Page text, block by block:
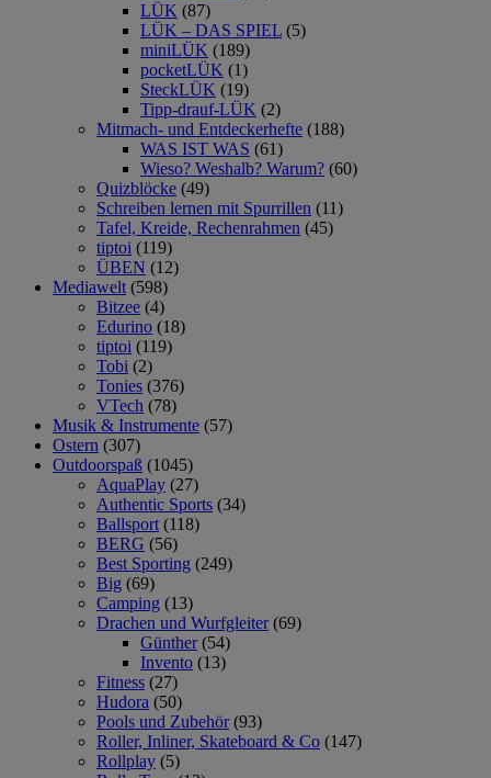
LÜK (87)
LÜK – DAS SPIEL (5)
miniLÜK (189)
pocketLÜK (1)
SteckLÜK (19)
Tipp-drauf-LÜK (2)
Mitmach- und Entdeckerhefte (188)
WAS IST WAS (61)
Wieso? Weshalb? Warum? (60)
Quizblöcke (49)
Schreiben lernen mit Spurrillen (11)
Tafel, Kreide, Rechenrahmen (45)
tiptoi (119)
ÜBEN (12)
Mediawelt (598)
Bitzee (4)
Edurino (18)
tiptoi (119)
Tobi (2)
Tonies (376)
VTech (78)
Musik & Instrumente (57)
Ostern (307)
Outdoorspaß (1045)
AquaPlay (27)
Authentic Sports (34)
Ballsport (118)
BERG (56)
Best Sporting (249)
Big (69)
Camping (13)
Drachen und Wurfgleiter (69)
Günther (54)
Invento (13)
Fitness (27)
Hudora (50)
Pools und Zubehör (93)
Roller, Inliner, Skateboard & Co (147)
Rollplay (5)